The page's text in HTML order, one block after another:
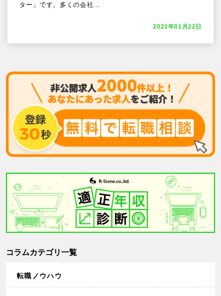
ター」です。多くの会社…
2021年01月22日
コラムカテゴリ一覧
転職ノウハウ